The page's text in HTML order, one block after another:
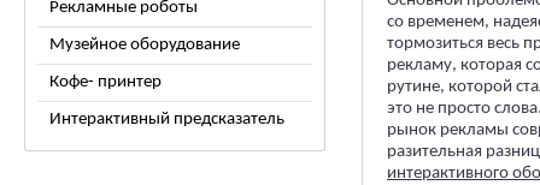
Рекламные роботы
Музейное оборудование
Кофе- принтер
Интерактивный предсказатель
со временем,
тормозиться весь
рекламу, которая
рутине, которой
это не просто
рынок рекламы
разительная
интерактивного